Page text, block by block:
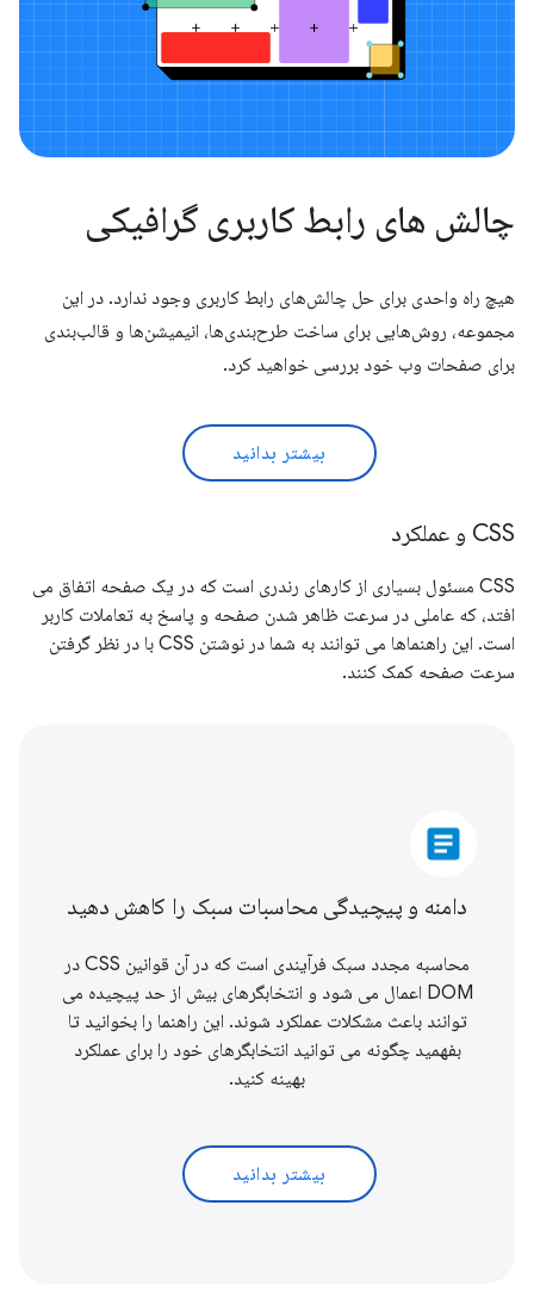
چالش های رابط کاربری گرافیکی
هیچ راه واحدی برای حل چالش‌های رابط کاربری وجود ندارد. در این
مجموعه، روش‌هایی برای ساخت طرح‌بندی‌ها، انیمیشن‌ها و قالب‌بندی
برای صفحات وب خود بررسی خواهید کرد.
بیشتر بدانید
CSS و عملکرد
CSS مسئول بسیاری از کارهای رندری است که در یک صفحه اتفاق می
افتد، که عاملی در سرعت ظاهر شدن صفحه و پاسخ به تعاملات کاربر
است. این راهنماها می توانند به شما در نوشتن CSS با در نظر گرفتن
سرعت صفحه کمک کنند.
article
دامنه و پیچیدگی محاسبات سبک را کاهش دهید
محاسبه مجدد سبک فرآیندی است که در آن قوانین CSS در
DOM اعمال می شود و انتخابگرهای بیش از حد پیچیده می
توانند باعث مشکلات عملکرد شوند. این راهنما را بخوانید تا
بفهمید چگونه می توانید انتخابگرهای خود را برای عملکرد
بهینه کنید.
بیشتر بدانید